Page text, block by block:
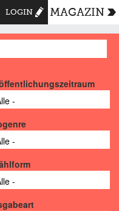
LOGIN MAGAZIN